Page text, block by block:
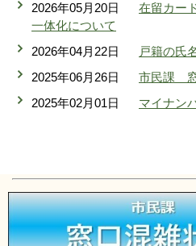
リンク集
RSS
2026年05月20日
在留カー
一体化について
2026年04月22日
戸籍の氏
2025年06月26日
市民課
2025年02月01日
マイナン